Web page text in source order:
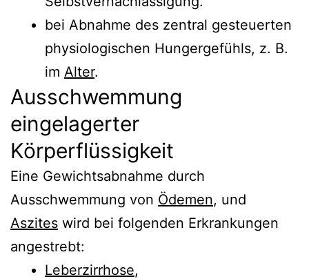
bei Abnahme des zentral gesteuerten
physiologischen Hungergefühls, z. B.
im Alter.
Ausschwemmung
eingelagerter
Körperflüssigkeit
Eine Gewichtsabnahme durch
Ausschwemmung von Ödemen, und
Aszites wird bei folgenden Erkrankungen
angestrebt:
Leberzirrhose,